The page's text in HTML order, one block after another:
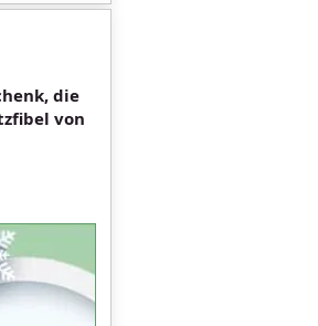
die
von